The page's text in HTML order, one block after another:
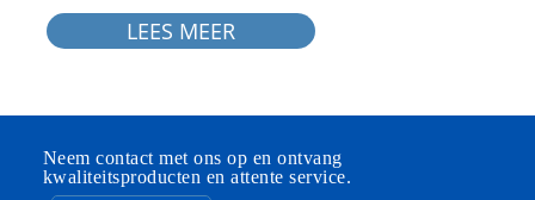
LEES MEER
Neem contact met ons op en ontvang
kwaliteitsproducten en attente service.